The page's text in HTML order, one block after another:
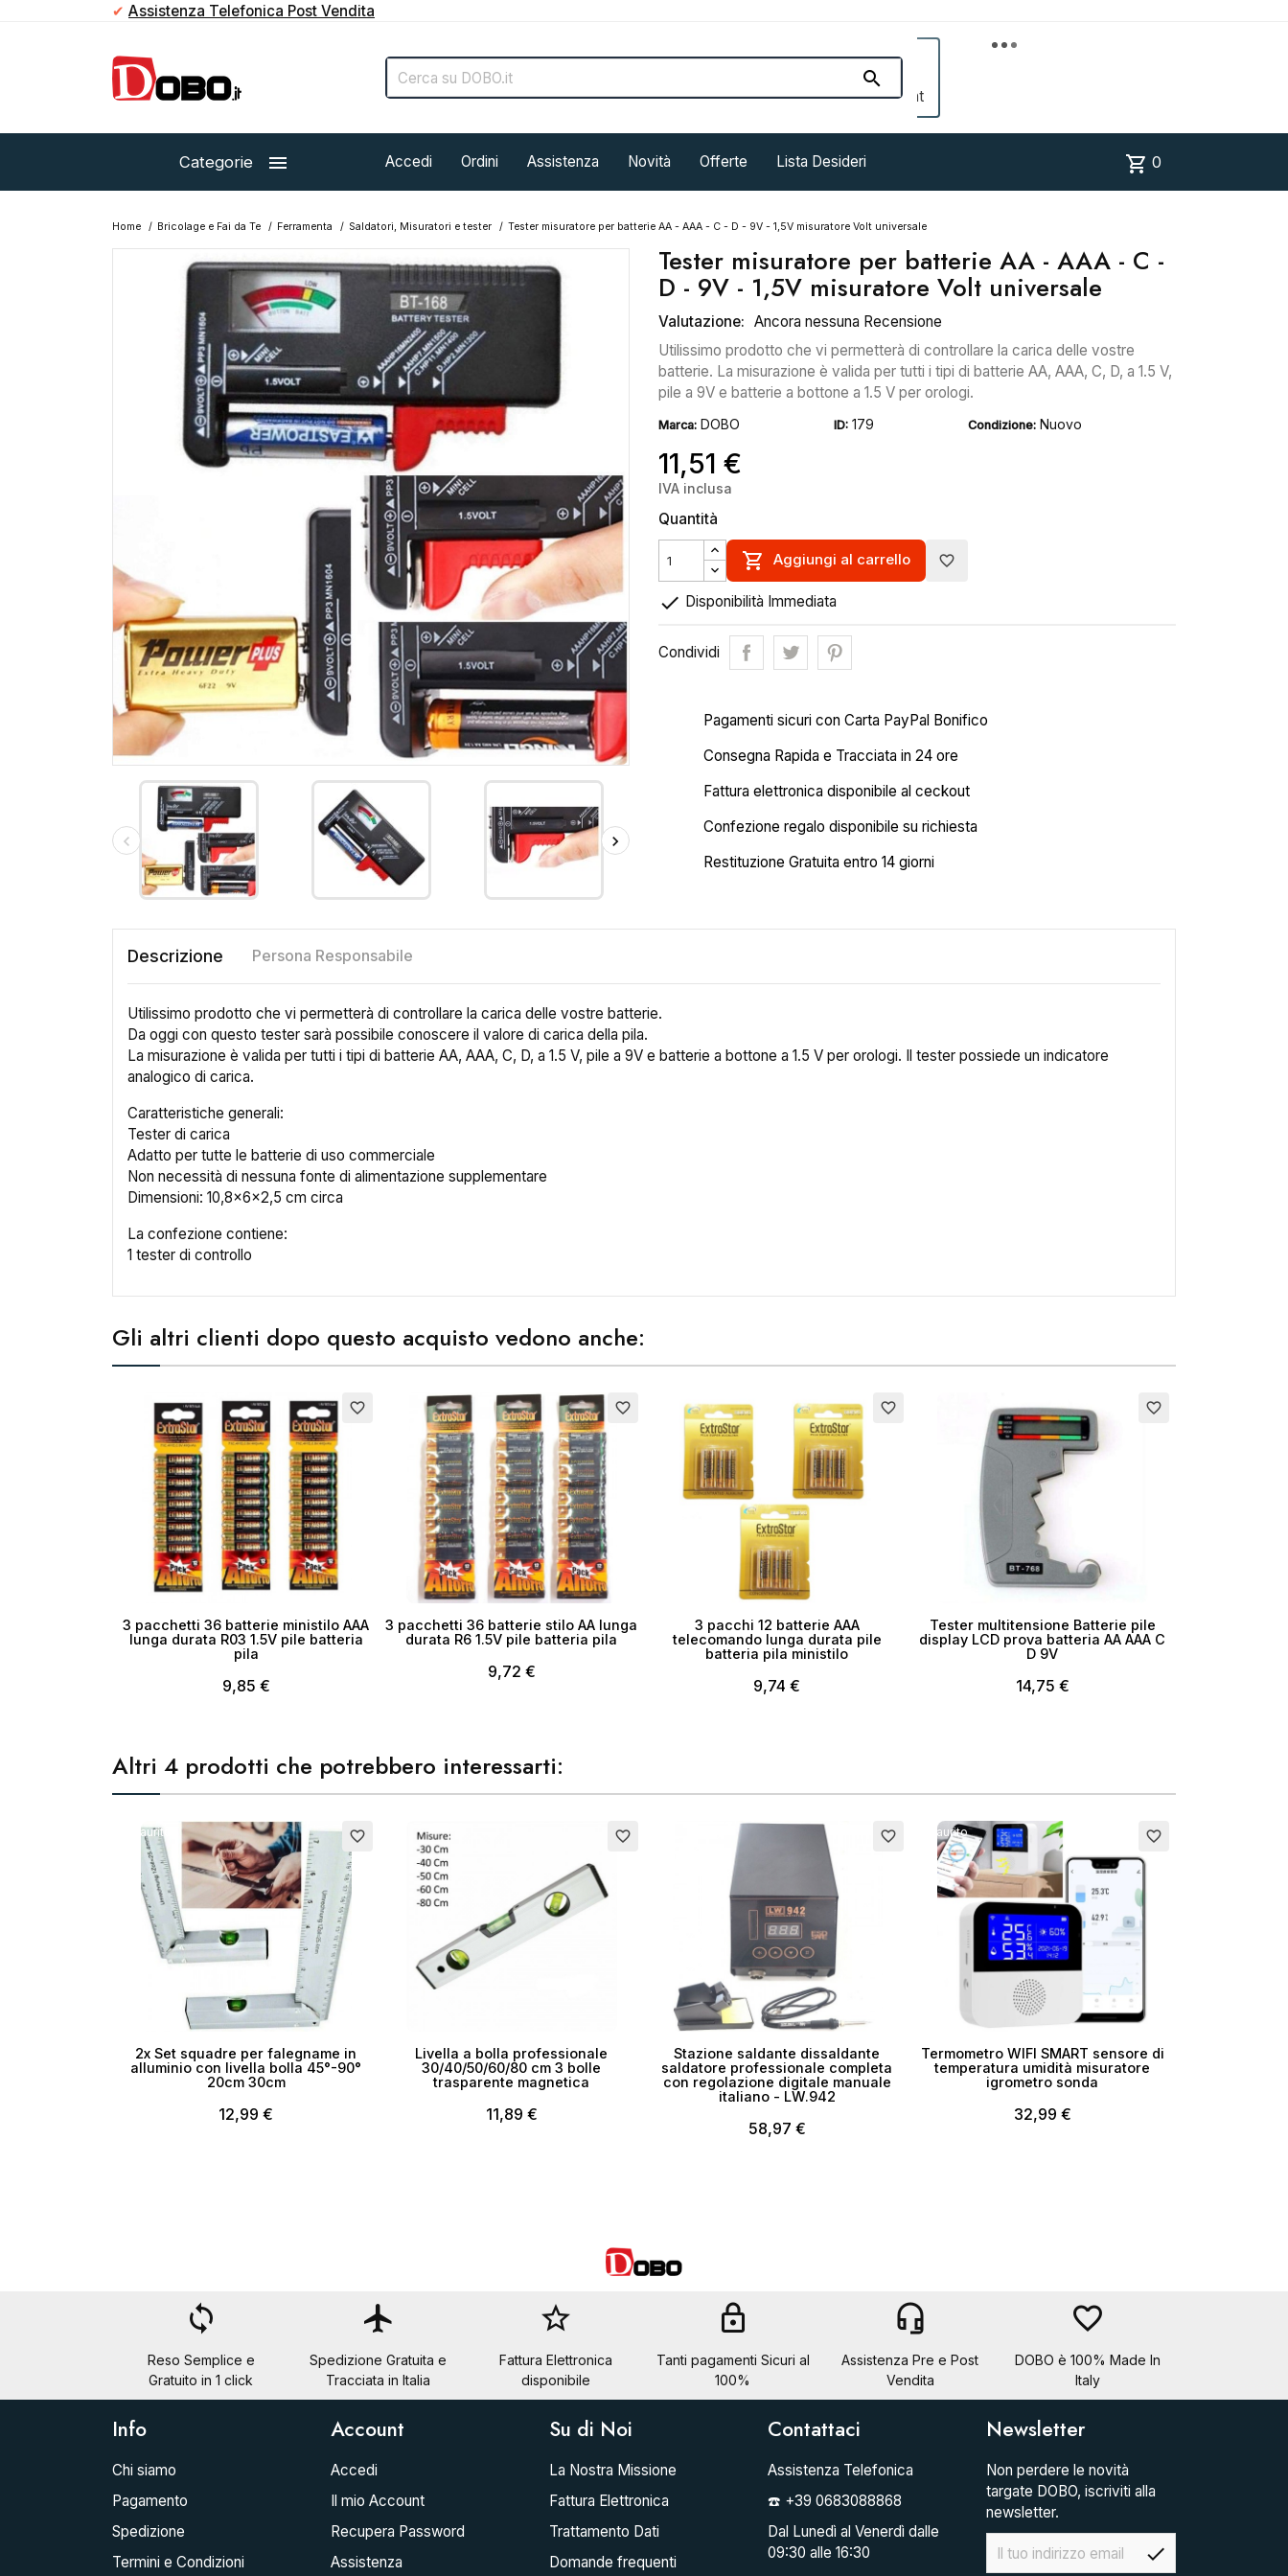
✔ Paga in contanti direttamente al corriere


Account
Categorie  Accedi Ordini Assistenza Novità Offerte Lista Desideri shopping_cart 0
Home Bricolage e Fai da Te Ferramenta Saldatori, Misuratori e tester Tester misuratore per batterie AA - AAA - C - D - 9V - 1,5V misuratore Volt universale
Tester misuratore per batterie AA - AAA - C -
D - 9V - 1,5V misuratore Volt universale
Valutazione: Ancora nessuna Recensione
Utilissimo prodotto che vi permetterà di controllare la carica delle vostre
batterie. La misurazione è valida per tutti i tipi di batterie AA, AAA, C, D, a 1.5 V,
pile a 9V e batterie a bottone a 1.5 V per orologi.
Marca: DOBO ID: 179 Condizione: Nuovo
11,51 €
IVA inclusa
Quantità
 Aggiungi al carrello favorite_border
 Disponibilità Immediata
Condividi
Pagamenti sicuri con Carta PayPal Bonifico
Consegna Rapida e Tracciata in 24 ore
Fattura elettronica disponibile al ceckout
Confezione regalo disponibile su richiesta
Restituzione Gratuita entro 14 giorni
Descrizione Persona Responsabile
Utilissimo prodotto che vi permetterà di controllare la carica delle vostre batterie.
Da oggi con questo tester sarà possibile conoscere il valore di carica della pila.
La misurazione è valida per tutti i tipi di batterie AA, AAA, C, D, a 1.5 V, pile a 9V e batterie a bottone a 1.5 V per orologi. Il tester possiede un indicatore
analogico di carica.
Caratteristiche generali:
Tester di carica
Adatto per tutte le batterie di uso commerciale
Non necessità di nessuna fonte di alimentazione supplementare
Dimensioni: 10,8x6x2,5 cm circa
La confezione contiene:
1 tester di controllo
Gli altri clienti dopo questo acquisto vedono anche:
favorite_border
3 pacchetti 36 batterie ministilo AAA
lunga durata R03 1.5V pile batteria
pila
9,85 €
favorite_border
3 pacchetti 36 batterie stilo AA lunga
durata R6 1.5V pile batteria pila
9,72 €
favorite_border
3 pacchi 12 batterie AAA
telecomando lunga durata pile
batteria pila ministilo
9,74 €
favorite_border
Tester multitensione Batterie pile
display LCD prova batteria AA AAA C
D 9V
14,75 €
Altri 4 prodotti che potrebbero interessarti:
Esaurito favorite_border
2x Set squadre per falegname in
alluminio con livella bolla 45°-90°
20cm 30cm
12,99 €
favorite_border
Livella a bolla professionale
30/40/50/60/80 cm 3 bolle
trasparente magnetica
11,89 €
favorite_border
Stazione saldante dissaldante
saldatore professionale completa
con regolazione digitale manuale
italiano - LW.942
58,97 €
Esaurito favorite_border
Termometro WIFI SMART sensore di
temperatura umidità misuratore
igrometro sonda
32,99 €
loop
Reso Semplice e
Gratuito in 1 click
flight
Spedizione Gratuita e
Tracciata in Italia
star_border
Fattura Elettronica
disponibile
lock
Tanti pagamenti Sicuri al
100%
headset_mic
Assistenza Pre e Post
Vendita
favorite_border
DOBO è 100% Made In
Italy
Info
Chi siamo
Pagamento
Spedizione
Termini e Condizioni
Account
Accedi
Il mio Account
Recupera Password
Assistenza
Su di Noi
La Nostra Missione
Fattura Elettronica
Trattamento Dati
Domande frequenti
Contattaci
Assistenza Telefonica
☎️ +39 0683088868
Dal Lunedì al Venerdì dalle
09:30 alle 16:30
Newsletter
Non perdere le novità
targate DOBO, iscriviti alla
newsletter.
check
Crea lista dei desideri
Nome lista dei desideri
Crea lista dei desideri